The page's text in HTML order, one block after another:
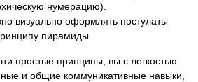
нумерацию).
визуально оформлять постулаты
пирамиды.
простые принципы, вы с легкостью
и общие коммуникативные навыки,